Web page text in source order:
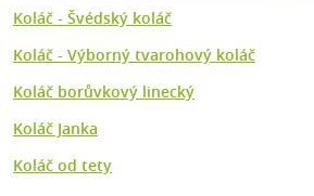
Koláč - Švédský koláč
Koláč - Výborný tvarohový koláč
Koláč borůvkový linecký
Koláč Janka
Koláč od tety